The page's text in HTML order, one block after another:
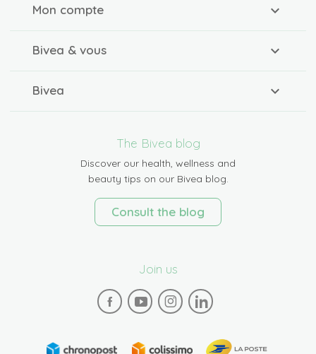
Mon compte
Bivea & vous
Bivea
The Bivea blog
Discover our health, wellness and
beauty tips on our Bivea blog.
Consult the blog
Join us